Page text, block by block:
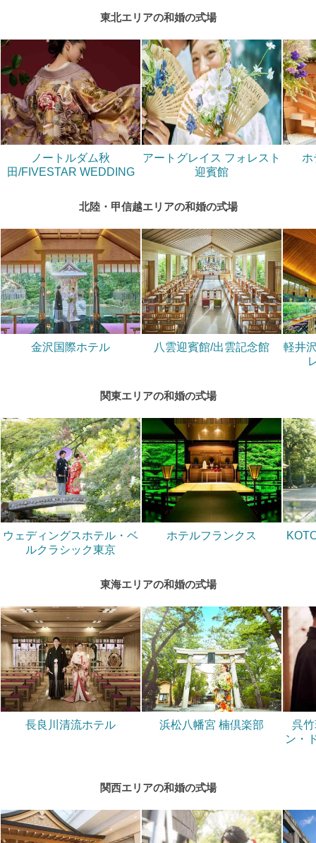
東北エリアの和婚の式場
ノートルダム秋
田/FIVESTAR WEDDING
アートグレイス フォレスト
迎賓館
ホ
北陸・甲信越エリアの和婚の式場
金沢国際ホテル 八雲迎賓館/出雲記念館
軽井
関東エリアの和婚の式場
ウェディングスホテル・ベ
ルクラシック東京
ホテルフランクス
東海エリアの和婚の式場
長良川清流ホテル 浜松八幡宮 楠倶楽部
呉
ン・
関西エリアの和婚の式場